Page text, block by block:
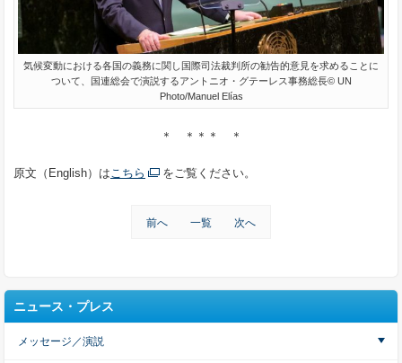
気候変動における各国の義務に関し国際司法裁判所の勧告的意見を求めることに
ついて、国連総会で演説するアントニオ・グテーレス事務総長© UN
Photo/Manuel Elías
＊ ＊＊＊ ＊
原文（English）は こちら をご覧ください。
前へ 一覧 次へ
ニュース・プレス
メッセージ／演説